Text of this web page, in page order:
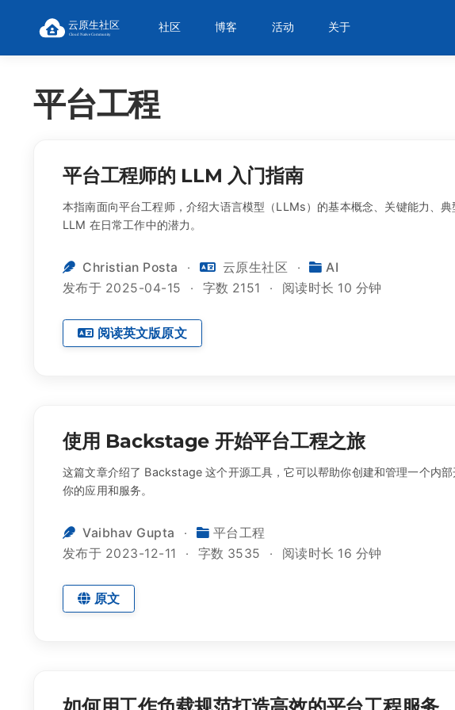
社区 博客 活动 关于
平台工程
平台工程师的 LLM 入门指南
本指南面向平台工程师，介绍大语言模型（LLMs）的基本概念、关键能力、
LLM 在日常工作中的潜力。
Christian Posta 云原生社区
AI
发布于 2025-04-15
字数 2151 阅读时长 10 分钟
阅读英文版原文
使用 Backstage 开始平台工程之旅
这篇文章介绍了 Backstage 这个开源工具，它可以帮助你创建和管理一个内
你的应用和服务。
Vaibhav Gupta
平台工程
发布于 2023-12-11
字数 3535 阅读时长 16 分钟
原文